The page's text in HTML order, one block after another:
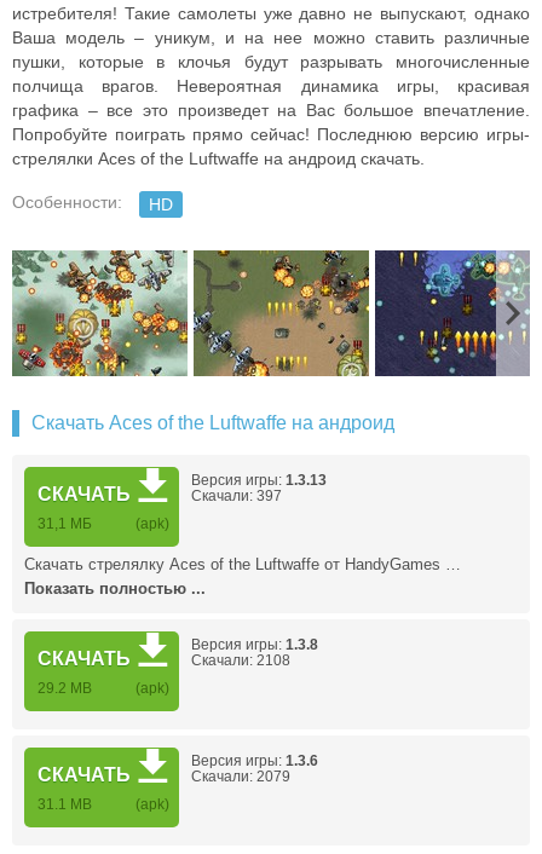
истребителя! Такие самолеты уже давно не выпускают, однако
Ваша модель – уникум, и на нее можно ставить различные
пушки, которые в клочья будут разрывать многочисленные
полчища врагов. Невероятная динамика игры, красивая
графика – все это произведет на Вас большое впечатление.
Попробуйте поиграть прямо сейчас! Последнюю версию игры-
стрелялки Aces of the Luftwaffe на андроид скачать.
Особенности: HD
Скачать Aces of the Luftwaffe на андроид
СКАЧАТЬ
31,1 МБ (apk)
Версия игры: 1.3.13
Скачали: 397
Скачать стрелялку Aces of the Luftwaffe от HandyGames …
Показать полностью ...
СКАЧАТЬ
29.2 MB (apk)
Версия игры: 1.3.8
Скачали: 2108
СКАЧАТЬ
31.1 MB (apk)
Версия игры: 1.3.6
Скачали: 2079